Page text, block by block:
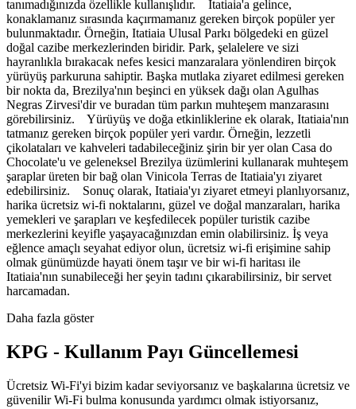
tanımadığınızda özellikle kullanışlıdır. Itatiaia'a gelince,
konaklamanız sırasında kaçırmamanız gereken birçok popüler yer
bulunmaktadır. Örneğin, Itatiaia Ulusal Parkı bölgedeki en güzel
doğal cazibe merkezlerinden biridir. Park, şelalelere ve sizi
hayranlıkla bırakacak nefes kesici manzaralara yönlendiren birçok
yürüyüş parkuruna sahiptir. Başka mutlaka ziyaret edilmesi gereken
bir nokta da, Brezilya'nın beşinci en yüksek dağı olan Agulhas
Negras Zirvesi'dir ve buradan tüm parkın muhteşem manzarasını
görebilirsiniz. Yürüyüş ve doğa etkinliklerine ek olarak, Itatiaia'nın
tatmanız gereken birçok popüler yeri vardır. Örneğin, lezzetli
çikolataları ve kahveleri tadabileceğiniz şirin bir yer olan Casa do
Chocolate'u ve geleneksel Brezilya üzümlerini kullanarak muhteşem
şaraplar üreten bir bağ olan Vinicola Terras de Itatiaia'yı ziyaret
edebilirsiniz. Sonuç olarak, Itatiaia'yı ziyaret etmeyi planlıyorsanız,
harika ücretsiz wi-fi noktalarını, güzel ve doğal manzaraları, harika
yemekleri ve şarapları ve keşfedilecek popüler turistik cazibe
merkezlerini keyifle yaşayacağınızdan emin olabilirsiniz. İş veya
eğlence amaçlı seyahat ediyor olun, ücretsiz wi-fi erişimine sahip
olmak günümüzde hayati önem taşır ve bir wi-fi haritası ile
Itatiaia'nın sunabileceği her şeyin tadını çıkarabilirsiniz, bir servet
harcamadan.
Daha fazla göster
KPG - Kullanım Payı Güncellemesi
Ücretsiz Wi-Fi'yi bizim kadar seviyorsanız ve başkalarına ücretsiz ve
güvenilir Wi-Fi bulma konusunda yardımcı olmak istiyorsanız,